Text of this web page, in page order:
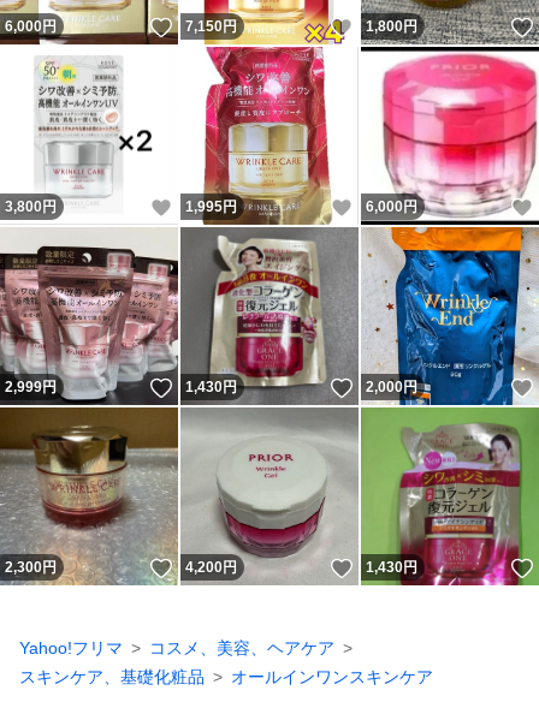
化粧品など衛生面に関わる商品については全て間違いなく
未開封、未使用です。ご安心ください。（一部パッケージ
などにキズなどがありますが本体には一切問題ありませ
ん）開栓済みなどの中古品なども一切出品いたしません。
尚、「中古品」と表示されている商品はノークレームノー
リターンでお願いいたします。
「中古品」と表示されている商品は使用に伴う、傷・汚れ
等あります。商品状態等に厳しく拘る方の入札はご遠慮下
さい。
かんたん決済をご利用の場合、落札日から一週間の支払い
期限を過ぎますと該当商品のかんたん決済がシステム上利
用不可となります。（コンビニ決済含む）。その際入札を
どの様な理由であれ「落札者都合」にて取り消しいたしま
す。かんたん決済以外でのご入金などは一切致しません。
評価システム変更ありましたが、無言で入金などなく期日
が過ぎた場合のキャンセル措置はブラックリストにて対応
何かとご事情もあるかと思いますが、慎重にお願いいたし
6,000円 いいね！
7,150円 いいね！
1,800円
3,800 円 いいね！
1,995円 いいね！
6,000円
2,999円 いいね！
1,430円 いいね！
2,000円
2,300円 いいね！
4,200円 いいね！
1,430円
Yahoo!フリマ
コスメ、美容、ヘアケア
スキンケア、基礎化粧品
オールインワンスキンケア